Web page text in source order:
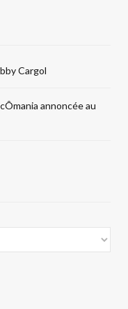
Cargol
annoncée au